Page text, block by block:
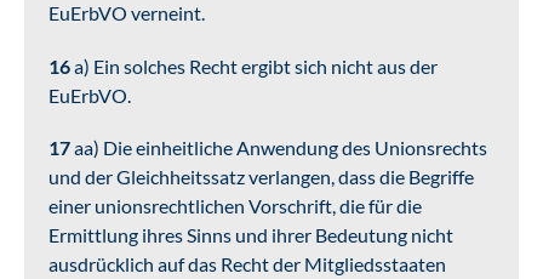
EuErbVO verneint.
16a) Ein solches Recht ergibt sich nicht aus der
EuErbVO.
17aa) Die einheitliche Anwendung des Unionsrechts
und der Gleichheitssatz verlangen, dass die Begriffe
einer unionsrechtlichen Vorschrift, die für die
Ermittlung ihres Sinns und ihrer Bedeutung nicht
ausdrücklich auf das Recht der Mitgliedsstaaten